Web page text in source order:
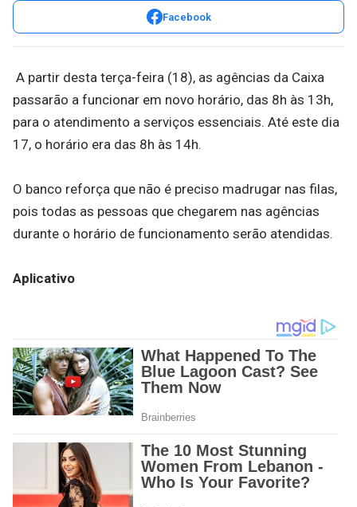
Facebook
A partir desta terça-feira (18), as agências da Caixa
passarão a funcionar em novo horário, das 8h às 13h,
para o atendimento a serviços essenciais. Até este dia
17, o horário era das 8h às 14h.
O banco reforça que não é preciso madrugar nas filas,
pois todas as pessoas que chegarem nas agências
durante o horário de funcionamento serão atendidas.
Aplicativo